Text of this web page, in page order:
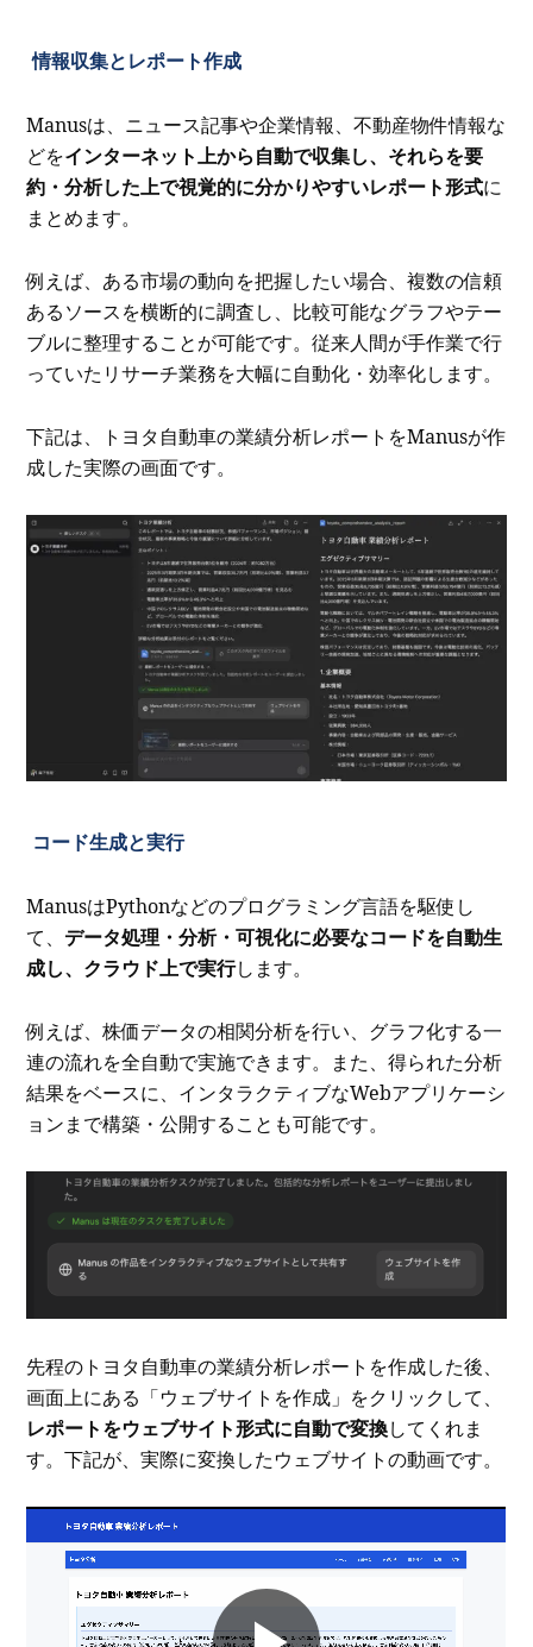
情報収集とレポート作成
Manusは、ニュース記事や企業情報、不動産物件情報な
どをインターネット上から自動で収集し、それらを要
約・分析した上で視覚的に分かりやすいレポート形式に
まとめます。
例えば、ある市場の動向を把握したい場合、複数の信頼
あるソースを横断的に調査し、比較可能なグラフやテー
ブルに整理することが可能です。従来人間が手作業で行
っていたリサーチ業務を大幅に自動化・効率化します。
下記は、トヨタ自動車の業績分析レポートをManusが作
成した実際の画面です。
コード生成と実行
ManusはPythonなどのプログラミング言語を駆使し
て、 データ処理・分析・可視化に必要なコードを自動生
成し、クラウド上で実行します。
例えば、株価データの相関分析を行い、グラフ化する一
連の流れを全自動で実施できます。また、得られた分析
結果をベースに、インタラクティブなWebアプリケーシ
ョンまで構築・公開することも可能です。
先程のトヨタ自動車の業績分析レポートを作成した後、
画面上にある「ウェブサイトを作成」をクリックして、
レポートをウェブサイト形式に自動で変換してくれま
す。下記が、実際に変換したウェブサイトの動画です。